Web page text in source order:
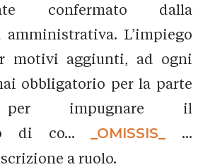
confermato dalla
amministrativa. L’impiego
motivi aggiunti, ad ogni
obbligatorio per la parte
per impugnare il
di co...
_OMISSIS_
...
a ruolo.